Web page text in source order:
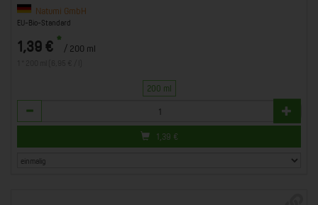
Natumi GmbH
EU-Bio-Standard
1,39 € * / 200 ml
200 ml
Anzahl
1,39 €